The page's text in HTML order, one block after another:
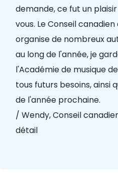
demande, ce fut un
vous. Le Conseil
organise de nombreux
au long de l'année, je
l'Académie de musique
tous futurs besoins, ainsi
de l'année prochaine.
/ Wendy, Conseil
détail